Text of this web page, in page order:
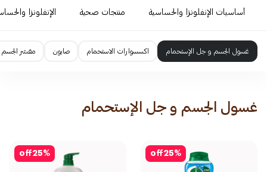
أساسيات الإنفلونزا والحساسية منتجات صحية الإنفلونزا
غسول الجسم و جل الإستحمام اكسسوارات الاستحمام صابون مقشر الجسم
غسول الجسم و جل الإستحمام
25%
off
25%
off